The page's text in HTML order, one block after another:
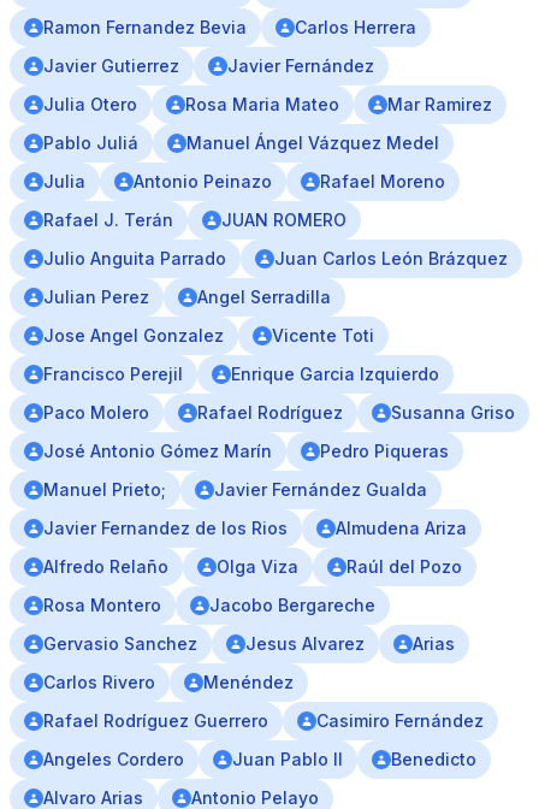
Ramon Fernandez Bevia
Carlos Herrera
Javier Gutierrez
Javier Fernández
Julia Otero
Rosa Maria Mateo
Mar Ramirez
Pablo Juliá
Manuel Ángel Vázquez Medel
Julia
Antonio Peinazo
Rafael Moreno
Rafael J. Terán
JUAN ROMERO
Julio Anguita Parrado
Juan Carlos León Brázquez
Julian Perez
Angel Serradilla
Jose Angel Gonzalez
Vicente Toti
Francisco Perejil
Enrique Garcia Izquierdo
Paco Molero
Rafael Rodríguez
Susanna Griso
José Antonio Gómez Marín
Pedro Piqueras
Manuel Prieto;
Javier Fernández Gualda
Javier Fernandez de los Rios
Almudena Ariza
Alfredo Relaño
Olga Viza
Raúl del Pozo
Rosa Montero
Jacobo Bergareche
Gervasio Sanchez
Jesus Alvarez
Arias
Carlos Rivero
Menéndez
Rafael Rodríguez Guerrero
Casimiro Fernández
Angeles Cordero
Juan Pablo II
Benedicto
Alvaro Arias
Antonio Pelayo